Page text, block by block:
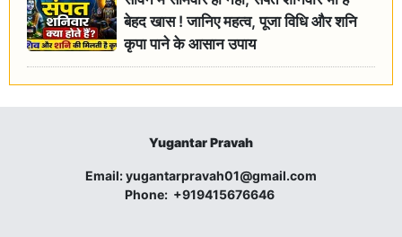
बेहद खास ! जानिए महत्व, पूजा विधि और शनि
कृपा पाने के आसान उपाय
Yugantar Pravah
Email:yugantarpravah01@gmail.com
Phone: +919415676646